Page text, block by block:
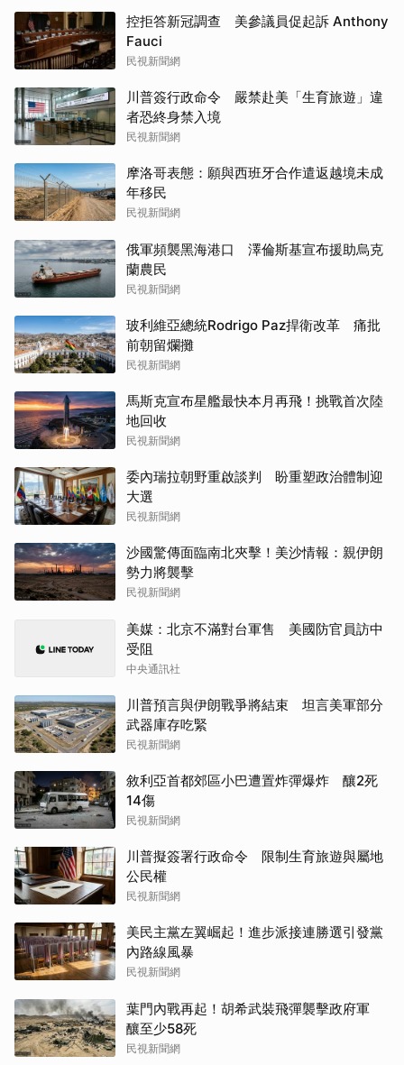
控拒答新冠調查 美參議員促起訴 Anthony
Fauci
民視新聞網
川普簽行政命令 嚴禁赴美「生育旅遊」違
者恐終身禁入境
民視新聞網
摩洛哥表態：願與西班牙合作遣返越境未成
年移民
民視新聞網
俄軍頻襲黑海港口 澤倫斯基宣布援助烏克
蘭農民
民視新聞網
玻利維亞總統Rodrigo Paz捍衛改革 痛批
前朝留爛攤
民視新聞網
馬斯克宣布星艦最快本月再飛！挑戰首次陸
地回收
民視新聞網
委內瑞拉朝野重啟談判 盼重塑政治體制迎
大選
民視新聞網
沙國驚傳面臨南北夾擊！美沙情報：親伊朗
勢力將襲擊
民視新聞網
美媒：北京不滿對台軍售 美國防官員訪中
受阻
中央通訊社
川普預言與伊朗戰爭將結束 坦言美軍部分
武器庫存吃緊
民視新聞網
敘利亞首都郊區小巴遭置炸彈爆炸 釀2死
14傷
民視新聞網
川普擬簽署行政命令 限制生育旅遊與屬地
公民權
民視新聞網
美民主黨左翼崛起！進步派接連勝選引發黨
內路線風暴
民視新聞網
葉門內戰再起！胡希武裝飛彈襲擊政府軍
釀至少58死
民視新聞網